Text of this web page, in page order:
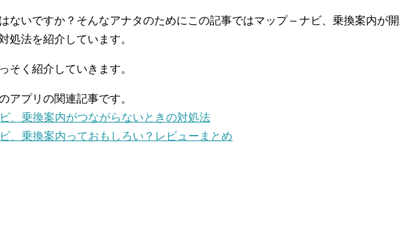
ないですか？そんなアナタのためにこの記事ではマップ – ナビ、乗換案内が
処法を紹介しています。
そく紹介していきます。
アプリの関連記事です。
、乗換案内がつながらないときの対処法
、乗換案内っておもしろい？レビューまとめ